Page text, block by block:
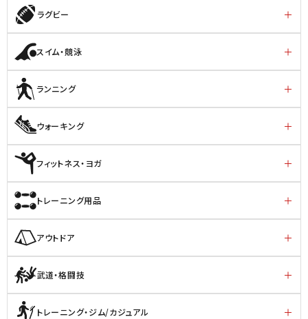
ラグビー
スイム・競泳
ランニング
ウォーキング
フィットネス・ヨガ
トレーニング用品
アウトドア
武道・格闘技
トレーニング・ジム/カジュアル